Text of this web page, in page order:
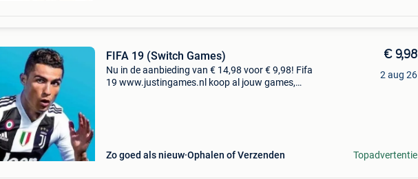
FIFA 19 (Switch Games)
Nu in de aanbieding van € 14,98 voor € 9,98! Fifa
19 www.justingames.nl koop al jouw games,
Zo goed als nieuw Ophalen of Verzenden
€ 9,98
2 aug 26
Topadvertentie